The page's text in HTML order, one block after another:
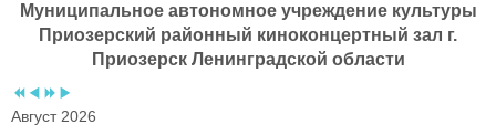
Муниципальное автономное учреждение культуры
Приозерский районный киноконцертный зал г.
Приозерск Ленинградской области
Август 2026